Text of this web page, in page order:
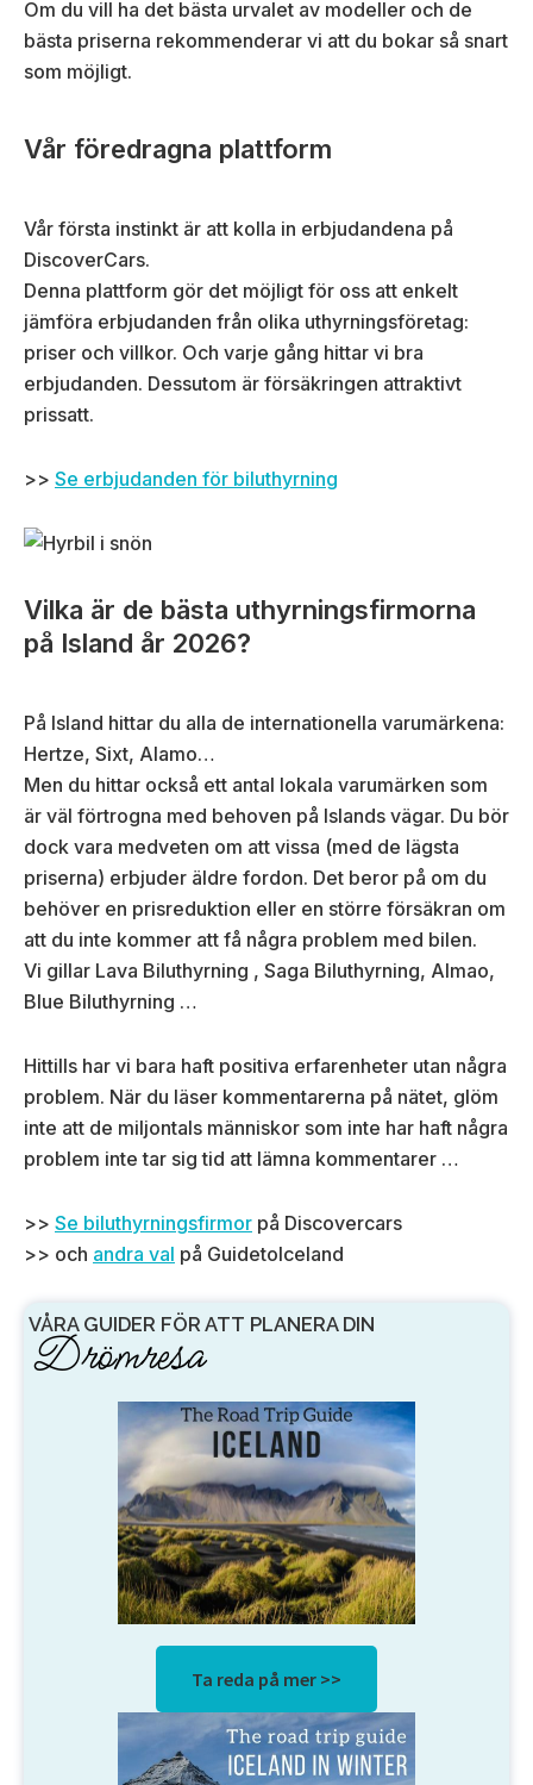
Om du vill ha det bästa urvalet av modeller och de
bästa priserna rekommenderar vi att du bokar så snart
som möjligt.
Vår föredragna plattform
Vår första instinkt är att kolla in erbjudandena på
DiscoverCars.
Denna plattform gör det möjligt för oss att enkelt
jämföra erbjudanden från olika uthyrningsföretag:
priser och villkor. Och varje gång hittar vi bra
erbjudanden. Dessutom är försäkringen attraktivt
prissatt.
>> Se erbjudanden för biluthyrning
Vilka är de bästa uthyrningsfirmorna
på Island år 2026?
På Island hittar du alla de internationella varumärkena:
Hertze, Sixt, Alamo…
Men du hittar också ett antal lokala varumärken som
är väl förtrogna med behoven på Islands vägar. Du bör
dock vara medveten om att vissa (med de lägsta
priserna) erbjuder äldre fordon. Det beror på om du
behöver en prisreduktion eller en större försäkran om
att du inte kommer att få några problem med bilen.
Vi gillar Lava Biluthyrning , Saga Biluthyrning, Almao,
Blue Biluthyrning …
Hittills har vi bara haft positiva erfarenheter utan några
problem. När du läser kommentarerna på nätet, glöm
inte att de miljontals människor som inte har haft några
problem inte tar sig tid att lämna kommentarer …
>> Se biluthyrningsfirmor på Discovercars
>> och andra val på GuidetoIceland
VÅRA GUIDER FÖR ATT PLANERA DIN
Drömresa
Ta reda på mer >>